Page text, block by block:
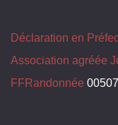
Déclaration en
Association agréée
FFRandonnée 00507